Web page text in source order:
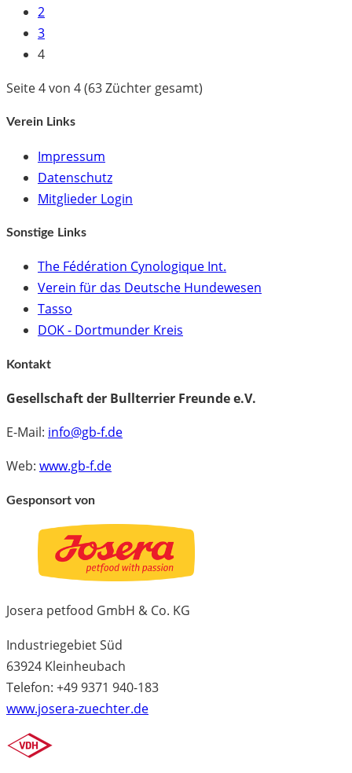
2
3
4
Seite 4 von 4 (63 Züchter gesamt)
Verein Links
Impressum
Datenschutz
Mitglieder Login
Sonstige Links
The Fédération Cynologique Int.
Verein für das Deutsche Hundewesen
Tasso
DOK - Dortmunder Kreis
Kontakt
Gesellschaft der Bullterrier Freunde e.V.
E-Mail: info@gb-f.de
Web: www.gb-f.de
Gesponsort von
Josera petfood GmbH & Co. KG
Industriegebiet Süd
63924 Kleinheubach
Telefon: +49 9371 940-183
www.josera-zuechter.de